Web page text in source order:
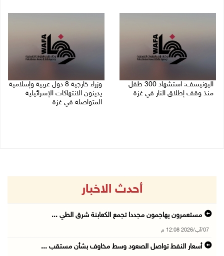
اليونيسف: استشهاد 300 طفل
منذ وقف إطلاق النار في غزة
وزراء خارجية 8 دول عربية وإسلامية
يدينون الانتهاكات الإسرائيلية
المتواصلة في غزة
أحدث الاخبار
مستعمرون يهاجمون مجددا تجمع الكعابنة شرق الطي ...
07/آب/2026 12:08 م
أسعار النفط تواصل الصعود وسط مخاوف بشأن مستقب ...